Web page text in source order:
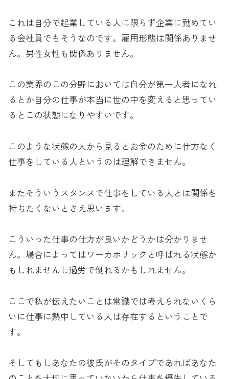
これは自分で起業している人に限らず企業に勤めてい
る会社員でもそうなのです。雇用形態は関係ありませ
ん。男性女性も関係ありません。
この業界のこの分野においては自分が第一人者になれ
るとか自分の仕事が本当に世の中を変えると思ってい
るとこの状態になりやすいです。
このような状態の人から見るとお金のために仕方なく
仕事をしている人というのは理解できません。
またそういうスタンスで仕事をしている人とは関係を
持ちたくないとさえ思います。
こういった仕事の仕方が良いかどうかは分かりませ
ん。場合によってはワーカホリックと呼ばれる状態か
もしれませんし過労で倒れるかもしれません。
ここで私が伝えたいことは常識では考えられないくら
いに仕事に熱中している人は存在するということで
す。
そしてもしあなたの彼氏がそのタイプであればあなた